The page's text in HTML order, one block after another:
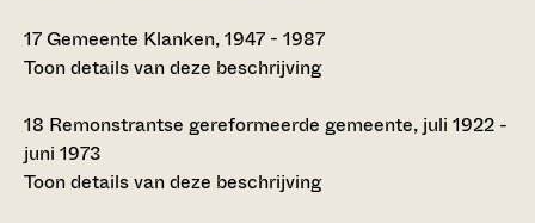
17Gemeente Klanken, 1947 - 1987
Toon details van deze beschrijving
18 Remonstrantse gereformeerde gemeente, juli 1922 -
juni 1973
Toon details van deze beschrijving